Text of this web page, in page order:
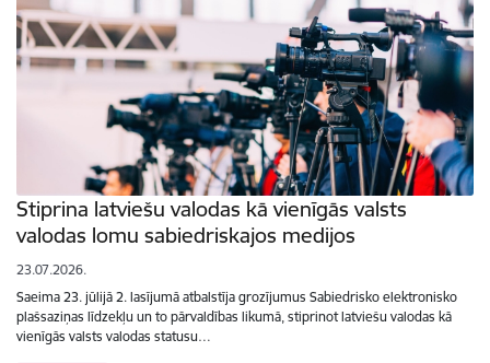
Stiprina latviešu valodas kā vienīgās valsts
valodas lomu sabiedriskajos medijos
23.07.2026.
Saeima 23. jūlijā 2. lasījumā atbalstīja grozījumus Sabiedrisko elektronisko
plašsaziņas līdzekļu un to pārvaldības likumā, stiprinot latviešu valodas kā
vienīgās valsts valodas statusu…